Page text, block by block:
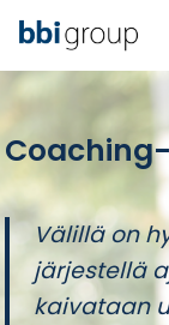
suoraan
Välillä on
järjestellä
kaivataan